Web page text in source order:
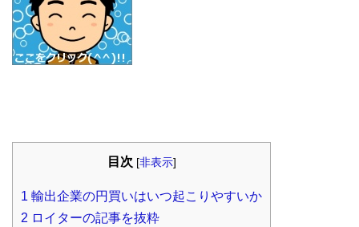
目次 [非表示]
1 輸出企業の円買いはいつ起こりやすいか
2 ロイターの記事を抜粋